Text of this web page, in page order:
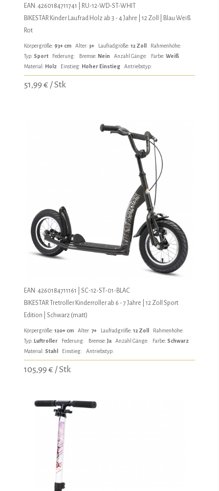
EAN: 4260184711741 | RU-12-WD-ST-WHIT
BIKESTAR Kinder Laufrad Holz ab 3 - 4 Jahre | 12 Zoll | Blau Weiß
Rot
Körpergröße: 93+ cm Alter: 3+ Laufradgröße: 12 Zoll
Rahmenhöhe:
Typ: Sport Federung: Bremse: Nein Anzahl Gänge: Farbe: Weiß
Material: Holz Einstieg: Hoher Einstieg Antriebstyp:
51,99 € / Stk
EAN: 4260184711161 | SC-12-ST-01-BLAC
BIKESTAR Tretroller Kinderroller ab 6 - 7 Jahre | 12 Zoll Sport
Edition | Schwarz (matt)
Körpergröße: 120+ cm Alter: 7+ Laufradgröße: 12 Zoll
Rahmenhöhe:
Typ: Luftroller Federung: Bremse:Ja Anzahl Gänge: Farbe: Schwarz
Material: Stahl Einstieg: Antriebstyp:
105,99 € / Stk